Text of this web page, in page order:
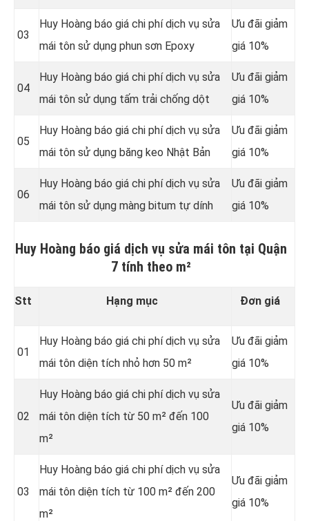
03
Huy Hoàng báo giá chi phí dịch vụ sửa
mái tôn sử dụng phun sơn Epoxy
Ưu đãi giảm
giá 10%
04
Huy Hoàng báo giá chi phí dịch vụ sửa
mái tôn sử dụng tấm trải chống dột
Ưu đãi giảm
giá 10%
05
Huy Hoàng báo giá chi phí dịch vụ sửa
mái tôn sử dụng băng keo Nhật Bản
Ưu đãi giảm
giá 10%
06
Huy Hoàng báo giá chi phí dịch vụ sửa
mái tôn sử dụng màng bitum tự dính
Ưu đãi giảm
giá 10%
Huy Hoàng báo giá dịch vụ sửa mái tôn tại Quận
7 tính theo m²
Stt Hạng mục Đơn giá
01
Huy Hoàng báo giá chi phí dịch vụ sửa
mái tôn diện tích nhỏ hơn 50 m²
Ưu đãi giảm
giá 10%
02
Huy Hoàng báo giá chi phí dịch vụ sửa
mái tôn diện tích từ 50 m² đến 100
m²
Ưu đãi giảm
giá 10%
03
Huy Hoàng báo giá chi phí dịch vụ sửa
mái tôn diện tích từ 100 m² đến 200
m²
Ưu đãi giảm
giá 10%